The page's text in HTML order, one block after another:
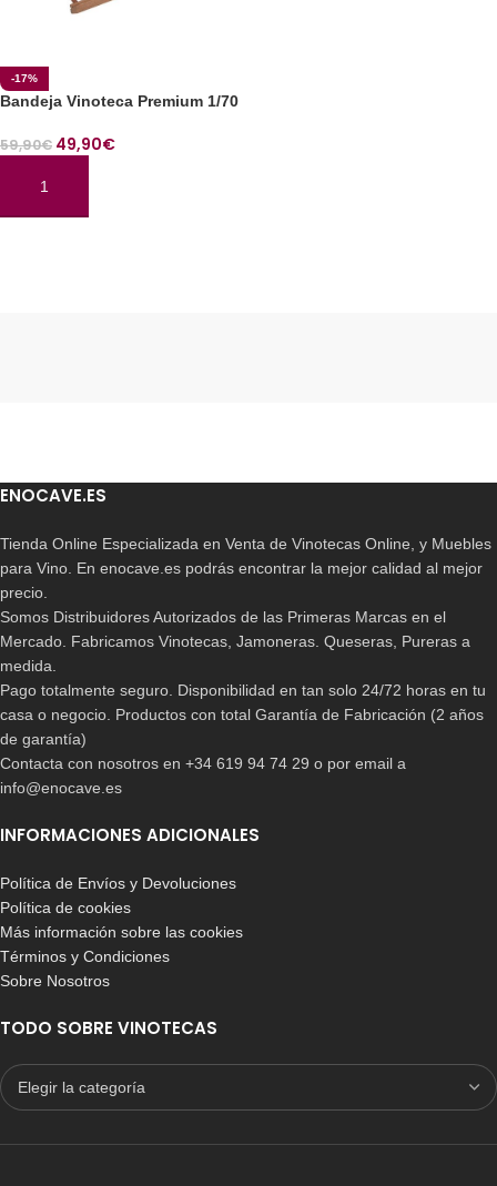
-17%
Bandeja Vinoteca Premium 1/70
59,90€ 49,90€
AÑADIR AL CARRITO
ENOCAVE.ES
Tienda Online Especializada en Venta de Vinotecas Online, y Muebles
para Vino. En enocave.es podrás encontrar la mejor calidad al mejor
precio.
Somos Distribuidores Autorizados de las Primeras Marcas en el
Mercado. Fabricamos Vinotecas, Jamoneras. Queseras, Pureras a
medida.
Pago totalmente seguro. Disponibilidad en tan solo 24/72 horas en tu
casa o negocio. Productos con total Garantía de Fabricación (2 años
de garantía)
Contacta con nosotros en +34 619 94 74 29 o por email a
info@enocave.es
INFORMACIONES ADICIONALES
Política de Envíos y Devoluciones
Política de cookies
Más información sobre las cookies
Términos y Condiciones
Sobre Nosotros
TODO SOBRE VINOTECAS